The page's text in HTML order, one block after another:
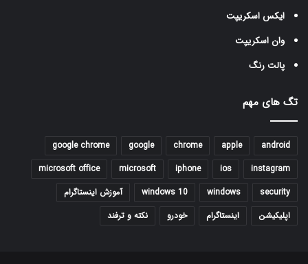
ایکس اسکریپت
وان اسکریپت
پالت رنگ
تگ های مهم
android
apple
chrome
google
google chrome
instagram
ios
iphone
microsoft
microsoft office
security
windows
windows 10
آموزش اینستاگرام
اپلیکیشن
اینستاگرام خودرو نکته و ترفند